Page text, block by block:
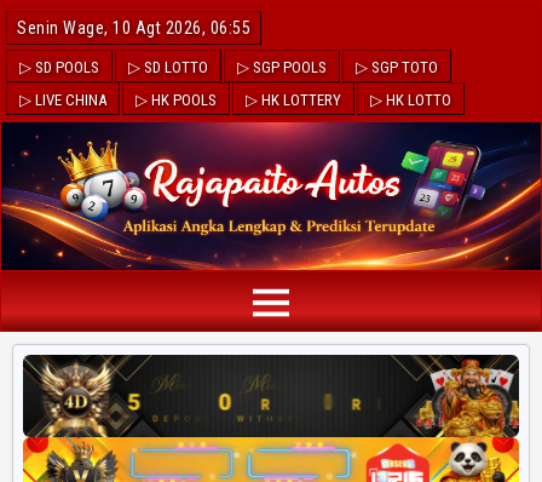
Senin Wage, 10 Agt 2026, 06:55
▷ SD POOLS ▷ SD LOTTO ▷ SGP POOLS
▷ SGP TOTO
▷ LIVE CHINA
▷ HK POOLS ▷ HK LOTTERY ▷ HK LOTTO